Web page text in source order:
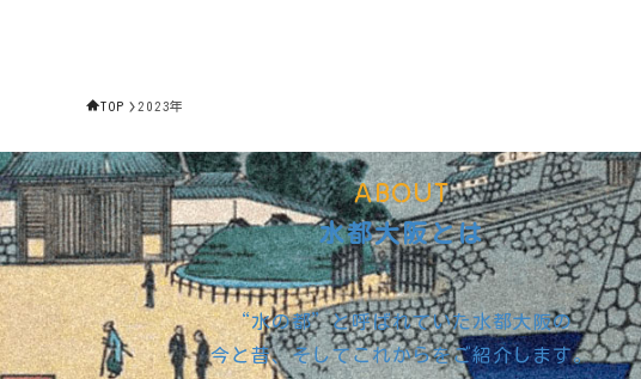
TOP 2023年
ABOUT
水都大阪とは
“水の都”と呼ばれていた水都大阪の
今と昔、そしてこれからをご紹介します。